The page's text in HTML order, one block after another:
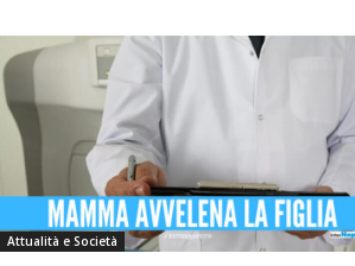
Attualità e Società